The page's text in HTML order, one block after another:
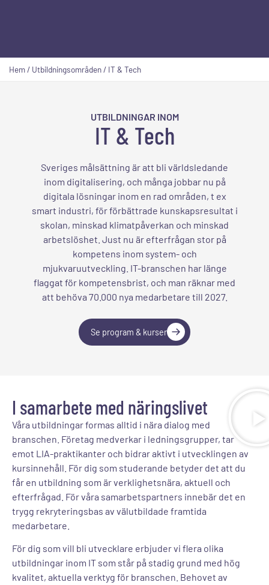
Hem/ Utbildningsområden/ IT & Tech
UTBILDNINGAR INOM
IT & Tech
Sveriges målsättning är att bli världsledande
inom digitalisering, och många jobbar nu på
digitala lösningar inom en rad områden, t ex
smart industri, för förbättrade kunskapsresultat i
skolan, minskad klimatpåverkan och minskad
arbetslöshet. Just nu är efterfrågan stor på
kompetens inom system- och
mjukvaruutveckling. IT-branschen har länge
flaggat för kompetensbrist, och man räknar med
att behöva 70.000 nya medarbetare till 2027.
Se program & kurser
I samarbete med näringslivet
Våra utbildningar formas alltid i nära dialog med
branschen. Företag medverkar i ledningsgrupper, tar
emot LIA-praktikanter och bidrar aktivt i utvecklingen av
kursinnehåll. För dig som studerande betyder det att du
får en utbildning som är verklighetsnära, aktuell och
efterfrågad. För våra samarbetspartners innebär det en
trygg rekryteringsbas av välutbildade framtida
medarbetare.
För dig som vill bli utvecklare erbjuder vi flera olika
utbildningar inom IT som står på stadig grund med hög
kvalitet, aktuella verktyg för branschen. Behovet av